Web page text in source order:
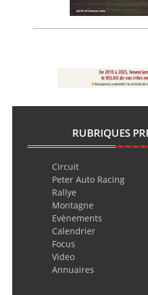
RUBRIQUES
Circuit
Peter Auto Racing
Rallye
Montagne
Evènements
Calendrier
Focus
Video
Annuaires